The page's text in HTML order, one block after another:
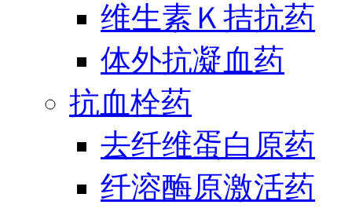
维生素Ｋ拮抗药
体外抗凝血药
抗血栓药
去纤维蛋白原药
纤溶酶原激活药